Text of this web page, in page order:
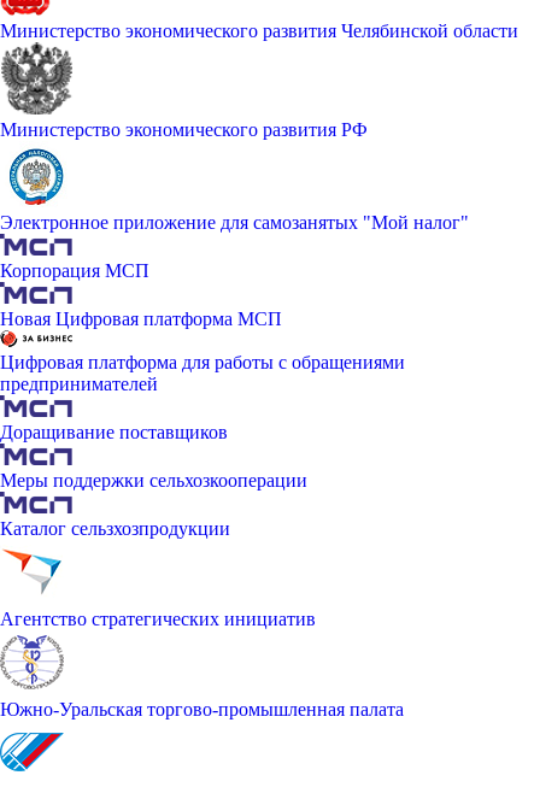
Министерство экономического развития Челябинской области
Министерство экономического развития РФ
Электронное приложение для самозанятых "Мой налог"
Корпорация МСП
Новая Цифровая платформа МСП
Цифровая платформа для работы с обращениями
предпринимателей
Доращивание поставщиков
Меры поддержки сельхозкооперации
Каталог сельзхозпродукции
Агентство стратегических инициатив
Южно-Уральская торгово-промышленная палата